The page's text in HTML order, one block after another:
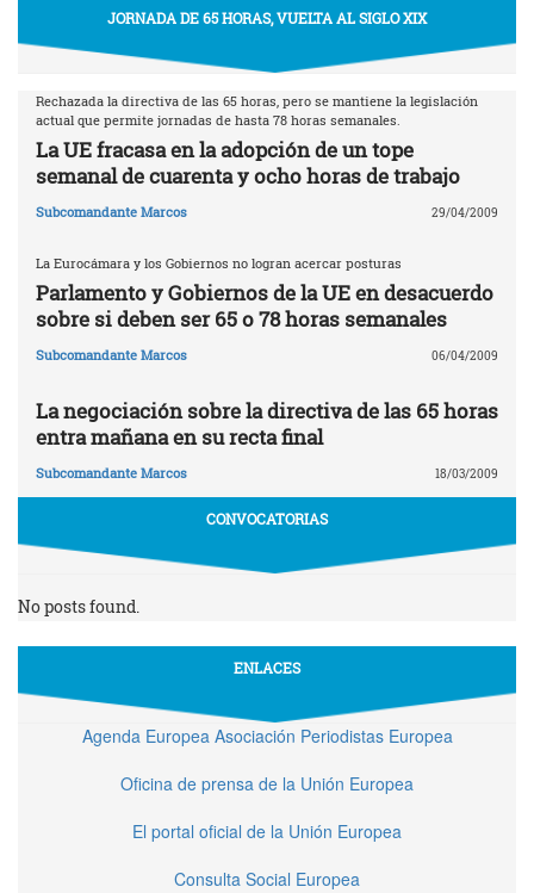
JORNADA DE 65 HORAS, VUELTA AL SIGLO XIX
Rechazada la directiva de las 65 horas, pero se mantiene la legislación
actual que permite jornadas de hasta 78 horas semanales.
La UE fracasa en la adopción de un tope
semanal de cuarenta y ocho horas de trabajo
Subcomandante Marcos 29/04/2009
La Eurocámara y los Gobiernos no logran acercar posturas
Parlamento y Gobiernos de la UE en desacuerdo
sobre si deben ser 65 o 78 horas semanales
Subcomandante Marcos 06/04/2009
La negociación sobre la directiva de las 65 horas
entra mañana en su recta final
Subcomandante Marcos 18/03/2009
CONVOCATORIAS
No posts found.
ENLACES
Agenda Europea Asociación Periodistas Europea
Oficina de prensa de la Unión Europea
El portal oficial de la Unión Europea
Consulta Social Europea